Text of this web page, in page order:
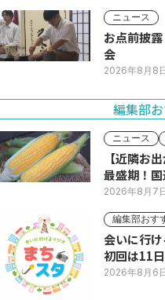
ニュース
お点前披
会
2026年8月8
編集部
ニュース
【近隣お
最盛期！
い列
2026年8月7
編集部おす
会いに行
初回は11
2026年8月6